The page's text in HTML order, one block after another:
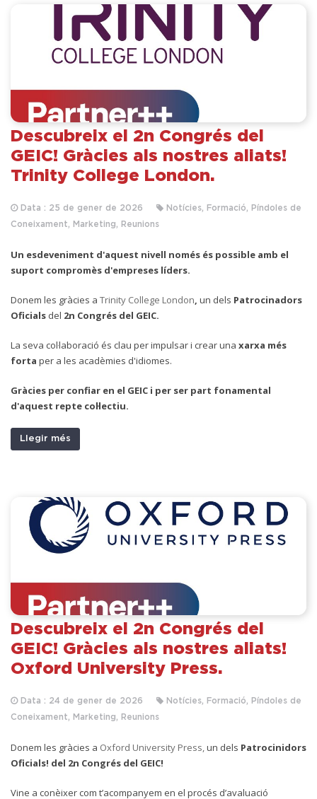
Descubreix el 2n Congrés del
GEIC! Gràcies als nostres aliats!
Trinity College London.
Data : 25 de gener de 2026
Notícies, Formació, Píndoles de
Coneixament, Marketing, Reunions
Un esdeveniment d'aquest nivell només és possible amb el
suport compromès d'empreses líders.
Donem les gràcies a Trinity College London, un dels Patrocinadors
Oficials del 2n Congrés del GEIC.
La seva col·laboració és clau per impulsar i crear una xarxa més
forta per a les acadèmies d'idiomes.
Gràcies per confiar en el GEIC i per ser part fonamental
d'aquest repte col·lectiu.
Llegir més
Descubreix el 2n Congrés del
GEIC! Gràcies als nostres aliats!
Oxford University Press.
Data : 24 de gener de 2026
Notícies, Formació, Píndoles de
Coneixament, Marketing, Reunions
Donem les gràcies a Oxford University Press,un dels Patrocinidors
Oficials! del 2n Congrés del GEIC!
Vine a conèixer com t’acompanyem en el procés d’avaluació